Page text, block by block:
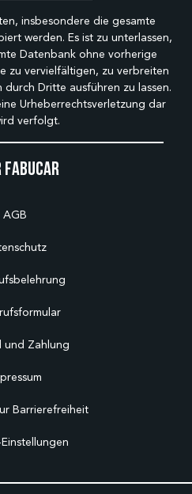
Fabucar
AGB
und Zahlung
Barrierefreiheit
insbesondere die gesamte
werden. Es ist zu unterlassen,
Datenbank ohne vorherige
zu vervielfältigen, zu verbreiten
Dritte ausführen zu lassen.
Urheberrechtsverletzung dar
verfolgt.